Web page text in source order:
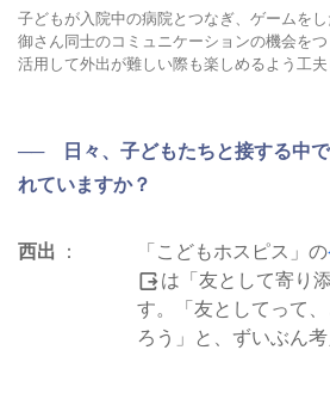
子どもが入院中の病院とつなぎ、ゲームを
御さん同士のコミュニケーションの機会を
活用して外出が難しい際も楽しめるよう工
── 日々、子どもたちと接する中で
れていますか？
西出 「こどもホスピス」の
は「友として寄り
す。「友としてって
ろう」と、ずいぶん考